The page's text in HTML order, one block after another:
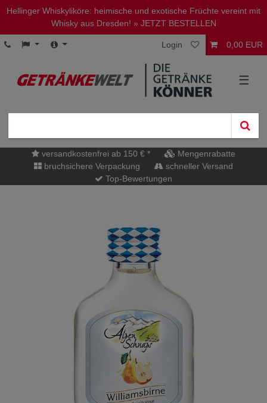
Hellinger Whiskyliköre: heimische und exotische Früchte vereint mit
Whisky aus Dresden! » JETZT BESTELLEN
Login 0,00 EUR
☰
versandkostenfrei ab 150 € *
Mengenrabatte
bruchsichere Verpackung
schneller Versand
Top-Bewertungen